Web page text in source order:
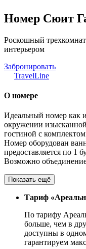
Номер Сюит
Роскошный
интерьером
Забронировать
TravelLine
O номере
Идеальный номер как
окружении
гостиной с
Номер оборудован
предоставляется по 1
Возможно
Показать ещё
Тариф
По тарифу
больше, чем в
доступны в
гарантируем